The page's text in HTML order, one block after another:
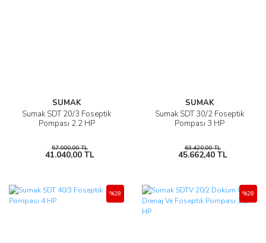
SUMAK
Sumak SDT 20/3 Foseptik
Pompası 2.2 HP
57.000,00 TL
41.040,00 TL
SUMAK
Sumak SDT 30/2 Foseptik
Pompası 3 HP
63.420,00 TL
45.662,40 TL
%28 %28